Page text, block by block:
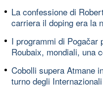
La confessione di
carriera il doping era la
I programmi di Pogačar
Roubaix, mondiali, una
Cobolli supera Atmane
turno degli Internazionali